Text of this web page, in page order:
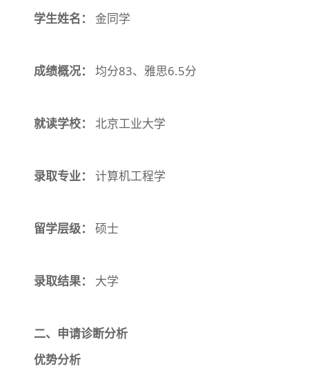
学生姓名： 金同学
成绩概况： 均分83、雅思6.5分
就读学校： 北京工业大学
录取专业： 计算机工程学
留学层级： 硕士
录取结果： 大学
二、申请诊断分析
优势分析